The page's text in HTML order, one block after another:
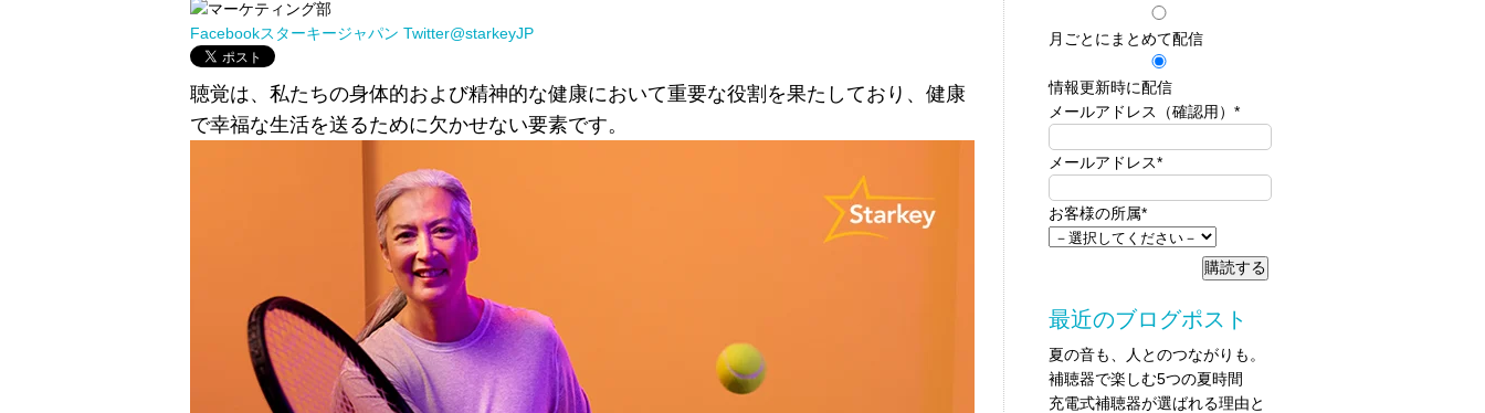
Facebookスターキージャパン Twitter@starkeyJP
聴覚は、私たちの身体的および精神的な健康において重要な役割を果たしており、健康
で幸福な生活を送るために欠かせない要素です。
月ごとにまとめて配信
情報更新時に配信
メールアドレス（確認用） *
メールアドレス*
お客様の所属*
最近のブログポスト
夏の音も、人とのつながりも。
補聴器で楽しむ5つの夏時間
充電式補聴器が選ばれる理由と